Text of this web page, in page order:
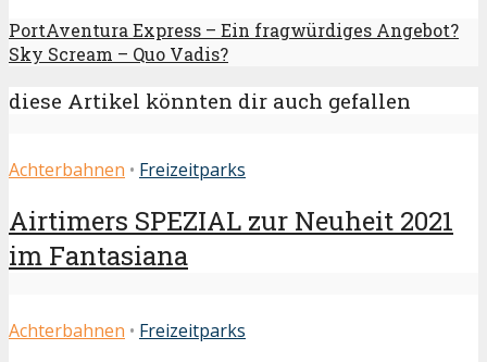
PortAventura Express – Ein fragwürdiges Angebot?
Sky Scream – Quo Vadis?
diese Artikel könnten dir auch gefallen
Achterbahnen • Freizeitparks
Airtimers SPEZIAL zur Neuheit 2021
im Fantasiana
Achterbahnen • Freizeitparks